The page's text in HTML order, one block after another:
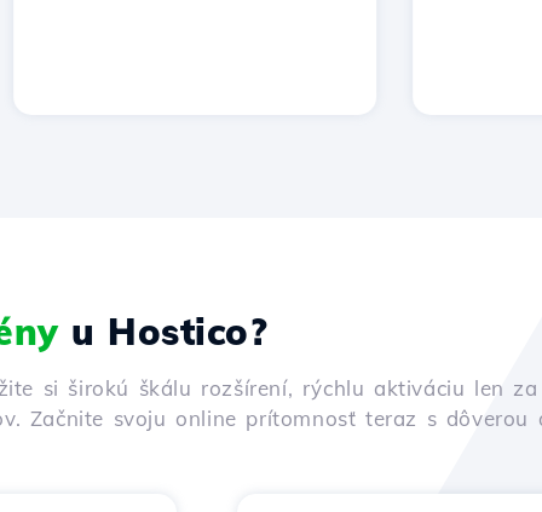
u Hostico?
si širokú škálu rozšírení, rýchlu aktiváciu len
Začnite svoju online prítomnosť teraz s dôverou